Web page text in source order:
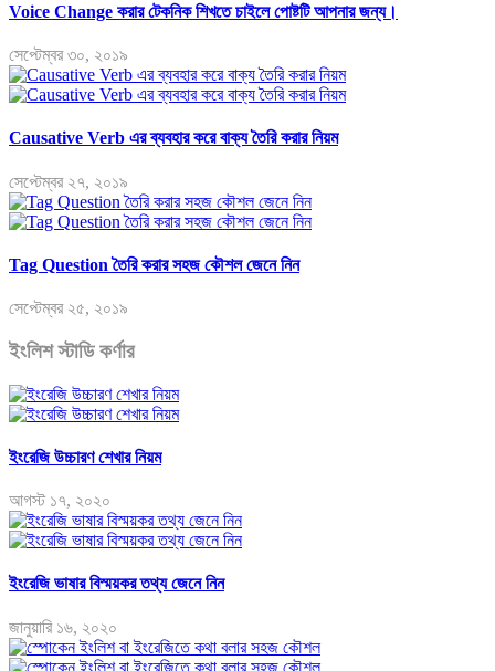
Voice Change করার টেকনিক শিখতে চাইলে পোষ্টটি আপনার জন্য।
সেপ্টেম্বর ৩০, ২০১৯
Causative Verb এর ব্যবহার করে বাক্য তৈরি করার নিয়ম
সেপ্টেম্বর ২৭, ২০১৯
Tag Question তৈরি করার সহজ কৌশল জেনে নিন
সেপ্টেম্বর ২৫, ২০১৯
ইংলিশ স্টাডি কর্ণার
ইংরেজি উচ্চারণ শেখার নিয়ম
আগস্ট ১৭, ২০২০
ইংরেজি ভাষার বিস্ময়কর তথ্য জেনে নিন
জানুয়ারি ১৬, ২০২০